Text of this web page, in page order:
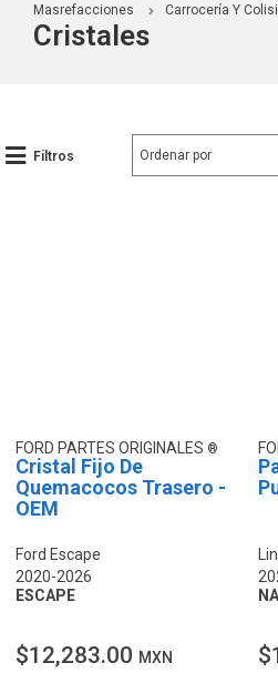
Masrefacciones Carrocería Y
Cristales
Filtros
FORD PARTES ORIGINALES
Cristal Fijo De
Quemacocos Trasero -
OEM
Ford Escape
2020-2026
ESCAPE
$12,283.00 MXN